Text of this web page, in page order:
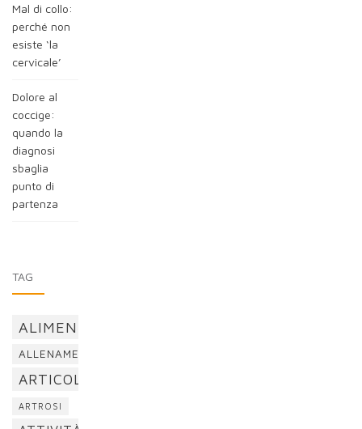
Mal di collo:
perché non
esiste ‘la
cervicale’
Dolore al
coccige:
quando la
diagnosi
sbaglia
punto di
partenza
TAG
ALIMENTAZIONE
ALLENAMENTO
ARTICOLAZIONI
ARTROSI